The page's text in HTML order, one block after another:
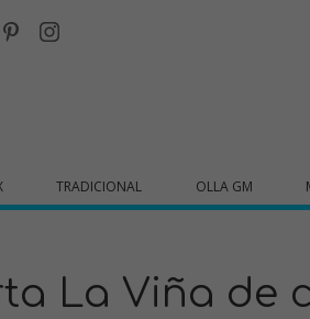
TRADICIONAL OLLA GM
La Viña de